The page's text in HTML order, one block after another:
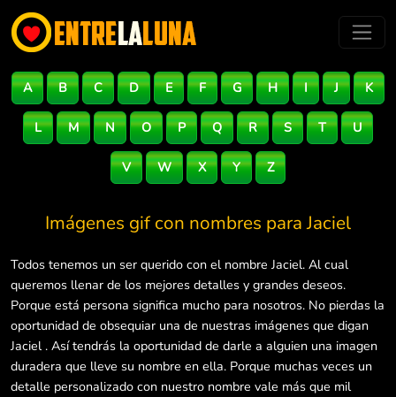
A B C D E F G H I J K
L M N O P Q R S T U
V W X Y Z
Imágenes gif con nombres paraJaciel
Todos tenemos un ser querido con el nombre Jaciel. Al cual
queremos llenar de los mejores detalles y grandes deseos.
Porque está persona significa mucho para nosotros. No pierdas la
oportunidad de obsequiar una de nuestras imágenes que digan
Jaciel . Así tendrás la oportunidad de darle a alguien una imagen
duradera que lleve su nombre en ella. Porque muchas veces un
detalle personalizado con nuestro nombre vale más que mil